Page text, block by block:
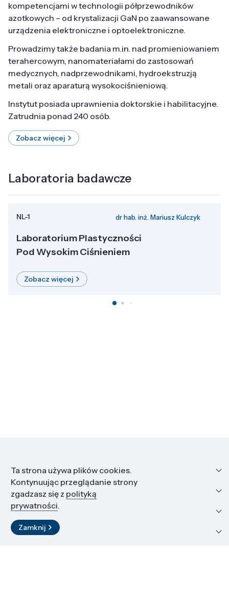
kompetencjami w technologii półprzewodników
azotkowych – od krystalizacji GaN po zaawansowane
urządzenia elektroniczne i optoelektroniczne.
Prowadzimy także badania m.in. nad promieniowaniem
terahercowym, nanomateriałami do zastosowań
medycznych, nadprzewodnikami, hydroekstruzją
metali oraz aparaturą wysokociśnieniową.
Instytut posiada uprawnienia doktorskie i habilitacyjne.
Zatrudnia ponad 240 osób.
Zobacz więcej
Laboratoria badawcze
NL-1 dr hab. inż. Mariusz Kulczyk
Laboratorium Plastyczności
Pod Wysokim Ciśnieniem
Zobacz więcej
Informacje
Edukacja i kariera
Zasoby i materiały
Kontakt
Ta strona używa plików cookies.
Kontynuując przeglądanie strony
zgadzasz się z polityką
prywatności.
Zamknij